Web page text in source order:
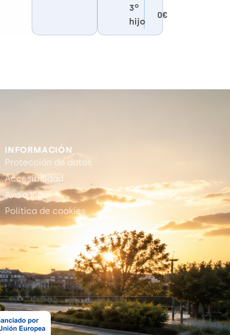
3º
hijo
0€
INFORMACIÓN
Protección de datos
Accesibilidad
Aviso legal
Política de cookies